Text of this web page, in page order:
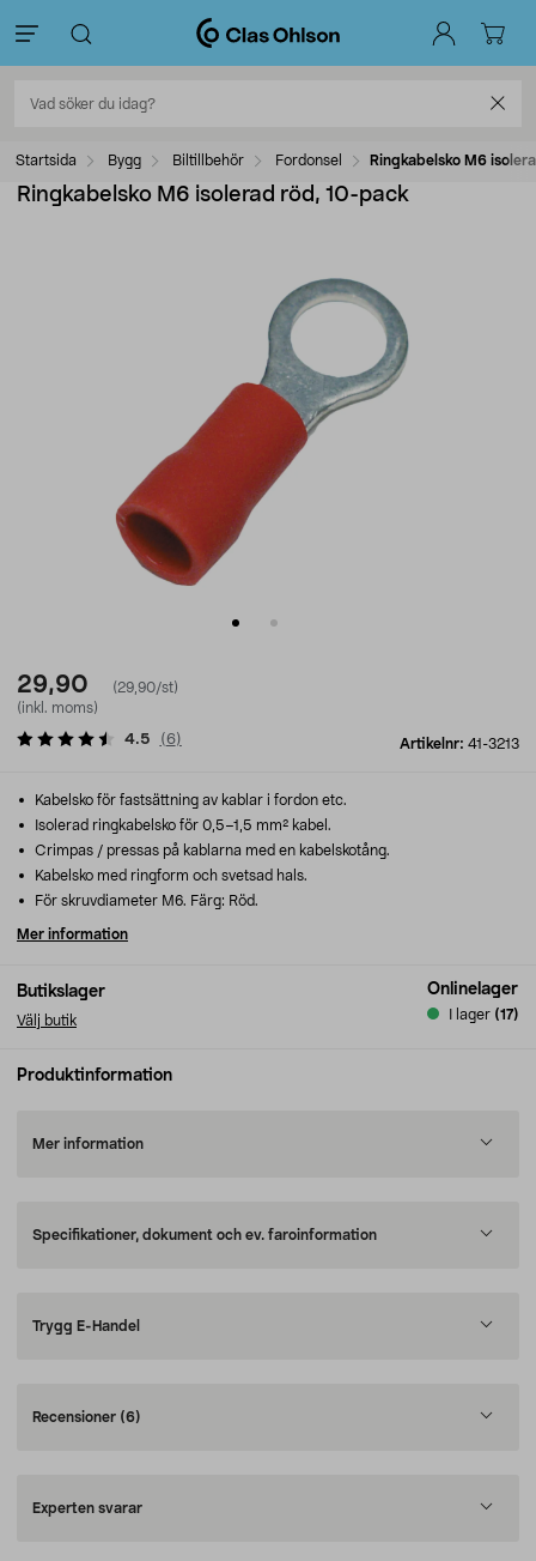
Startsida Bygg Biltillbehör Fordonsel Ringkabelsko M6
Ringkabelsko M6 isolerad röd, 10-pack
29,90
(29,90/st)
(inkl. moms)
Artikelnr: 41-3213
4.5 (6)
Butikslager
Välj butik
Onlinelager
I lager (17)
Kabelsko för fastsättning av kablar i fordon etc.
Isolerad ringkabelsko för 0,5–1,5 mm² kabel.
Crimpas / pressas på kablarna med en kabelskotång.
Kabelsko med ringform och svetsad hals.
För skruvdiameter M6. Färg: Röd.
Mer information
Produktinformation
Mer information
Specifikationer, dokument och ev. faroinformation
Trygg E-Handel
Recensioner (6)
Experten svarar